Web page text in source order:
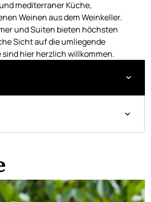
mediterraner Küche,
Weinen aus dem Weinkeller.
und Suiten bieten höchsten
Sicht auf die umliegende
hier herzlich willkommen.